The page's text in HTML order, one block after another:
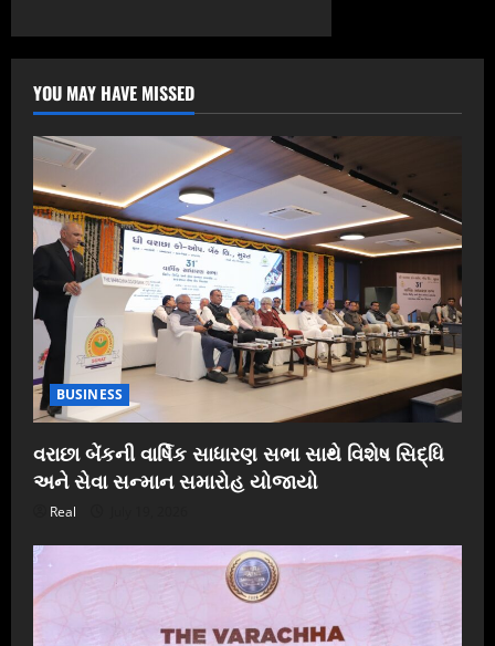
YOU MAY HAVE MISSED
BUSINESS
વરાછા બેંકની વાર્ષિક સાધારણ સભા સાથે વિશેષ સિદ્ધિ
અને સેવા સન્માન સમારોહ યોજાયો
Real